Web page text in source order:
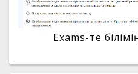
Exams-те